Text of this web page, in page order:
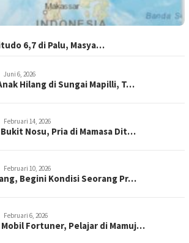
6,7 di Palu, Masya…
Juni 6, 2026
Hilang di Sungai Mapilli, T…
Februari 14, 2026
Nosu, Pria di Mamasa Dit…
Februari 10, 2026
Begini Kondisi Seorang Pr…
Februari 6, 2026
Mobil Fortuner, Pelajar di Mamuj…